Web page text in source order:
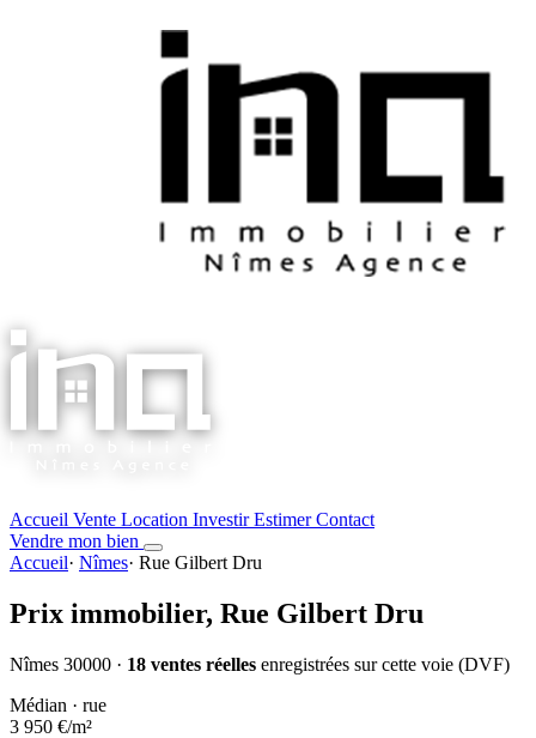
Accueil Vente Location InvestirEstimerContact
Vendre mon bien
Accueil· Nîmes· Rue Gilbert Dru
Prix immobilier, Rue Gilbert Dru
Nîmes 30000 · 18 ventes réelles enregistrées sur cette voie (DVF)
Médian · rue
3 950 €/m²